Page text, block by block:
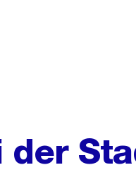
der